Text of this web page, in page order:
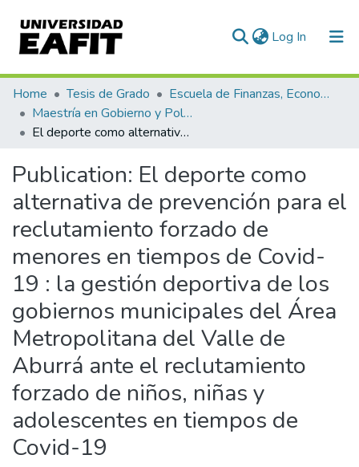
Log In (current)
Communities & Collections
All of DSpace
Home Tesis de Grado
Escuela de Finanzas, Economía y Gobierno
Maestría en Gobierno y Políticas Públicas (tesis)
El deporte como alternativa de prevención para el reclutamiento forzado de menores en tiempos de Covid-19 : la gestión deportiva de los gobiernos municipales del Área Metropolitana del Valle de Aburrá ante el reclutamiento forzado de niños, niñas y adolescentes en tiempos de Covid-19
Publication: El deporte como
alternativa de prevención para el
reclutamiento forzado de
menores en tiempos de Covid-
19 : la gestión deportiva de los
gobiernos municipales del Área
Metropolitana del Valle de
Aburrá ante el reclutamiento
forzado de niños, niñas y
adolescentes en tiempos de
Covid-19